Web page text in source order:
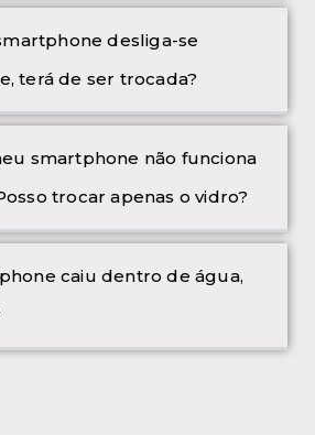
desliga-se
terá de ser trocada?
smartphone não funciona
trocar apenas o vidro?
caiu dentro de água,